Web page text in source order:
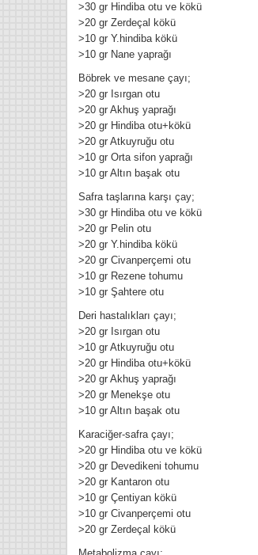
>30 gr Hindiba otu ve kökü
>20 gr Zerdeçal kökü
>10 gr Y.hindiba kökü
>10 gr Nane yaprağı
Böbrek ve mesane çayı;
>20 gr Isırgan otu
>20 gr Akhuş yaprağı
>20 gr Hindiba otu+kökü
>20 gr Atkuyruğu otu
>10 gr Orta sifon yaprağı
>10 gr Altın başak otu
Safra taşlarına karşı çay;
>30 gr Hindiba otu ve kökü
>20 gr Pelin otu
>20 gr Y.hindiba kökü
>20 gr Civanperçemi otu
>10 gr Rezene tohumu
>10 gr Şahtere otu
Deri hastalıkları çayı;
>20 gr Isırgan otu
>10 gr Atkuyruğu otu
>20 gr Hindiba otu+kökü
>20 gr Akhuş yaprağı
>20 gr Menekşe otu
>10 gr Altın başak otu
Karaciğer-safra çayı;
>20 gr Hindiba otu ve kökü
>20 gr Devedikeni tohumu
>20 gr Kantaron otu
>10 gr Çentiyan kökü
>10 gr Civanperçemi otu
>20 gr Zerdeçal kökü
Ramazan şerbeti Ma-i cari
Şerbeti ve dadal çayı tarifi
Hb. Adnan YILDIRIM
RAMAZAN İÇİN İFTAR SONRASI
ŞERBET SAHUR ÖNCESİ ÇAY
Öncelikle Hafızoğlu baharat ailesi
olarak tüm islam aleminin
ramazanının hayırlara vesile
olmasını Yüce Yaradandan niyaz
ediyoruz. Bu topraklarda diğ...